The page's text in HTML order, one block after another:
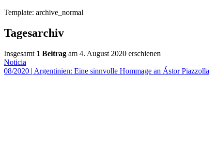
Template: archive_normal
Tagesarchiv
Insgesamt 1 Beitrag am 4. August 2020 erschienen
Noticia
08/2020 | Argentinien: Eine sinnvolle Hommage an Ástor Piazzolla